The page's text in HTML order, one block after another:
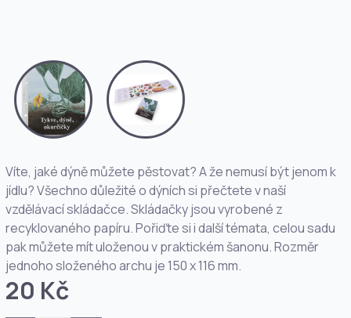
Víte, jaké dýně můžete pěstovat? A že nemusí být jenom k
jídlu? Všechno důležité o dýních si přečtete v naší
vzdělávací skládačce. Skládačky jsou vyrobené z
recyklovaného papíru. Pořiďte si i další témata, celou sadu
pak můžete mít uloženou v praktickém šanonu. Rozměr
jednoho složeného archu je 150 x 116 mm.
20 Kč